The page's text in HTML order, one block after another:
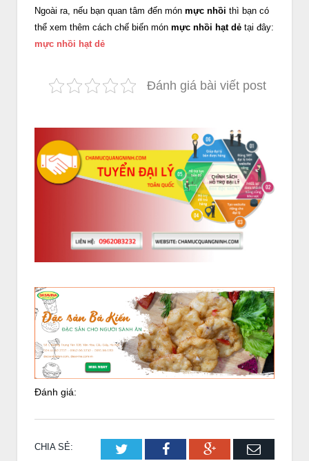
Ngoài ra, nếu bạn quan tâm đến món mực nhồi thì bạn có
thể xem thêm cách chế biến món mực nhồi hạt dẻ tại đây:
mực nhồi hạt dẻ
Đánh giá bài viết post
Đánh giá:
CHIA SẺ: TwitterFacebookGoogle+Email